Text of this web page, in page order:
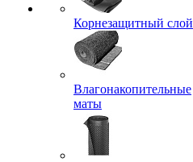
Корнезащитный слой
Влагонакопительные
маты